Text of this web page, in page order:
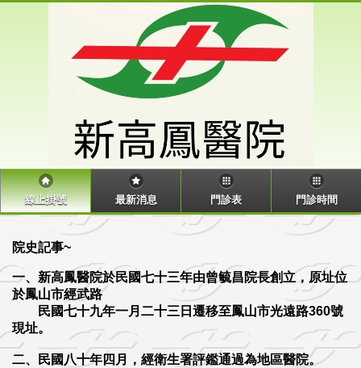
線上掛號 最新消息 門診表 門診時間
院史記事~
一、新高鳳醫院於民國七十三年由曾毓昌院長創立，原址位
於鳳山市經武路
民國七十九年一月二十三日遷移至鳳山市光遠路360號
現址。
二、民國八十年四月，經衛生署評鑑通過為地區醫院。